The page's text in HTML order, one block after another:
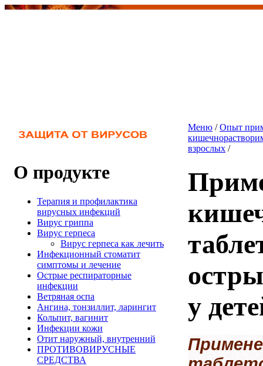
О продукте
Терапия и профилактика
вирусных инфекций
Вирус гриппа
Вирус герпеса
Вирус герпеса как лечить
Инфекционный стоматит
симптомы и лечение
Острые респираторные
инфекции
Ветряная оспа
Ангина, тонзиллит, ларингит
Кольпит, вагинит
Инфекции кожи
Отит наружный, внутренний
ПРОТИВОВИРУСНЫЕ
СРЕДСТВА
Меню /Опыт
взрослых /
у